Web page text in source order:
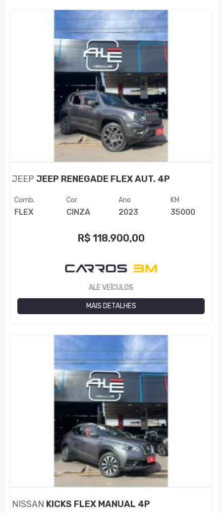
JEEP JEEP RENEGADE FLEX AUT. 4P
Comb.
FLEX
Cor
CINZA
Ano
2023
KM
35000
R$ 118.900,00
ALE VEÍCULOS
MAIS DETALHES
NISSAN KICKS FLEX MANUAL 4P